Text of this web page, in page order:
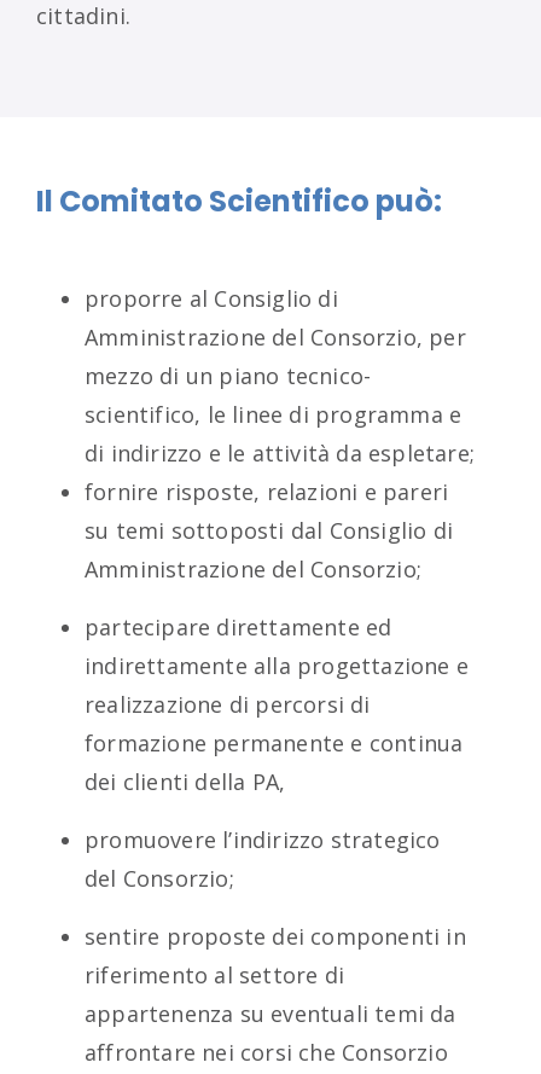
cittadini.
Il Comitato Scientifico può:
proporre al Consiglio di
Amministrazione del Consorzio, per
mezzo di un piano tecnico-
scientifico, le linee di programma e
di indirizzo e le attività da espletare;
fornire risposte, relazioni e pareri
su temi sottoposti dal Consiglio di
Amministrazione del Consorzio;
partecipare direttamente ed
indirettamente alla progettazione e
realizzazione di percorsi di
formazione permanente e continua
dei clienti della PA,
promuovere l’indirizzo strategico
del Consorzio;
sentire proposte dei componenti in
riferimento al settore di
appartenenza su eventuali temi da
affrontare nei corsi che Consorzio